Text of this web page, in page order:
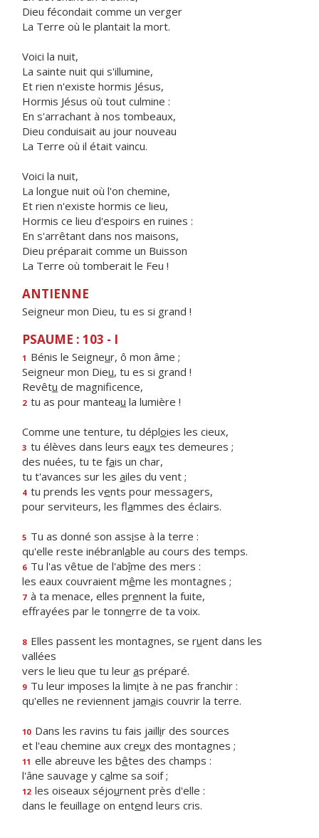
Dieu fécondait comme un verger
La Terre où le plantait la mort.
Voici la nuit,
La sainte nuit qui s'illumine,
Et rien n'existe hormis Jésus,
Hormis Jésus où tout culmine :
En s'arrachant à nos tombeaux,
Dieu conduisait au jour nouveau
La Terre où il était vaincu.
Voici la nuit,
La longue nuit où l'on chemine,
Et rien n'existe hormis ce lieu,
Hormis ce lieu d'espoirs en ruines :
En s'arrêtant dans nos maisons,
Dieu préparait comme un Buisson
La Terre où tomberait le Feu !
ANTIENNE
Seigneur mon Dieu, tu es si grand !
PSAUME : 103 - I
1 Bénis le Seigneur, ô mon âme ;
Seigneur mon Dieu, tu es si grand !
Revêtu de magnificence,
2 tu as pour manteau la lumière !
Comme une tenture, tu déploies les cieux,
3 tu élèves dans leurs eaux tes demeures ;
des nuées, tu te fais un char,
tu t'avances sur les ailes du vent ;
4 tu prends les vents pour messagers,
pour serviteurs, les flammes des éclairs.
5 Tu as donné son assise à la terre :
qu'elle reste inébranlable au cours des temps.
6 Tu l'as vêtue de l'abîme des mers :
les eaux couvraient même les montagnes ;
7 à ta menace, elles prennent la fuite,
effrayées par le tonnerre de ta voix.
8 Elles passent les montagnes, se ruent dans les
vallées
vers le lieu que tu leur as préparé.
9 Tu leur imposes la limite à ne pas franchir :
qu'elles ne reviennent jamais couvrir la terre.
10 Dans les ravins tu fais jaillir des sources
et l'eau chemine aux creux des montagnes ;
11 elle abreuve les bêtes des champs :
l'âne sauvage y calme sa soif ;
12 les oiseaux séjournent près d'elle :
dans le feuillage on entend leurs cris.